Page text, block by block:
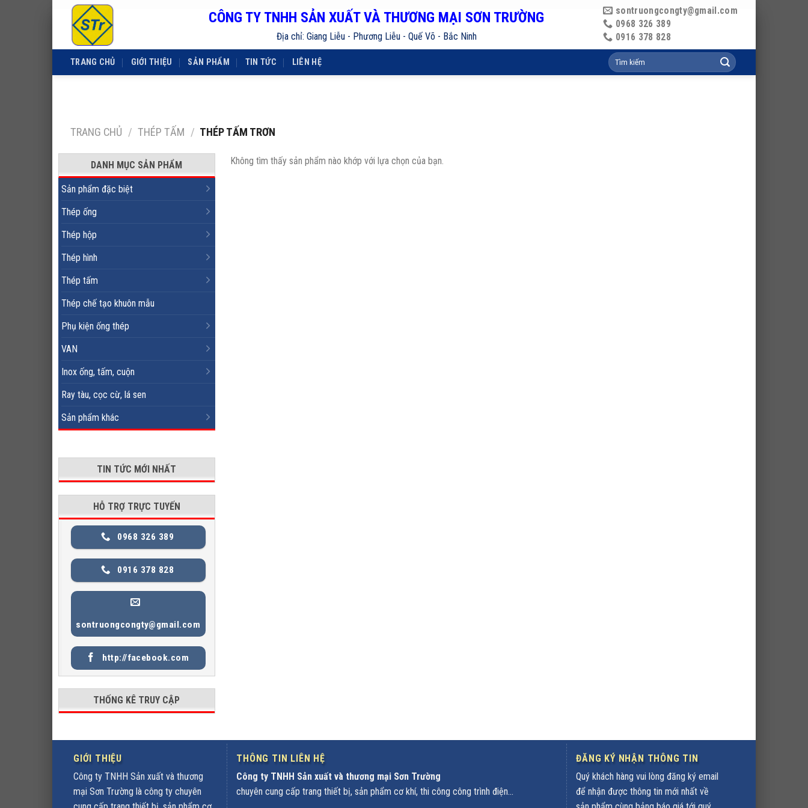
content
CÔNG TY TNHH SẢN XUẤT VÀ THƯƠNG MẠI SƠN TRƯỜNG
Địa chỉ: Giang Liễu - Phương Liễu - Quế Võ - Bắc Ninh
sontruongcongty@gmail.com
0968 326 389
0916 378 828
TRANG CHỦ GIỚI THIỆU SẢN PHẨM TIN TỨC LIÊN HỆ
Tìm
kiếm:
TRANG CHỦ / THÉP TẤM / THÉP TẤM TRƠN
DANH MỤC SẢN PHẨM
Sản phẩm đặc biệt
Thép ống
Thép hộp
Thép hình
Thép tấm
Thép chế tạo khuôn mẫu
Phụ kiện ống thép
VAN
Inox ống, tấm, cuộn
Ray tàu, cọc cừ, lá sen
Sản phẩm khác
TIN TỨC MỚI NHẤT
HỖ TRỢ TRỰC TUYẾN
0968 326 389
0916 378 828
sontruongcongty@gmail.com
http://facebook.com
THỐNG KÊ TRUY CẬP
Không tìm thấy sản phẩm nào khớp với lựa chọn của bạn.
GIỚI THIỆU
Công ty TNHH Sản xuất và thương
mại Sơn Trường là công ty chuyên
THÔNG TIN LIÊN HỆ
Công ty TNHH Sản xuất và thương mại Sơn Trường
chuyên cung cấp trang thiết bị, sản phẩm cơ khí, thi công công trình điện...
ĐĂNG KÝ NHẬN THÔNG TIN
Quý khách hàng vui lòng đăng ký email
để nhận được thông tin mới nhất về